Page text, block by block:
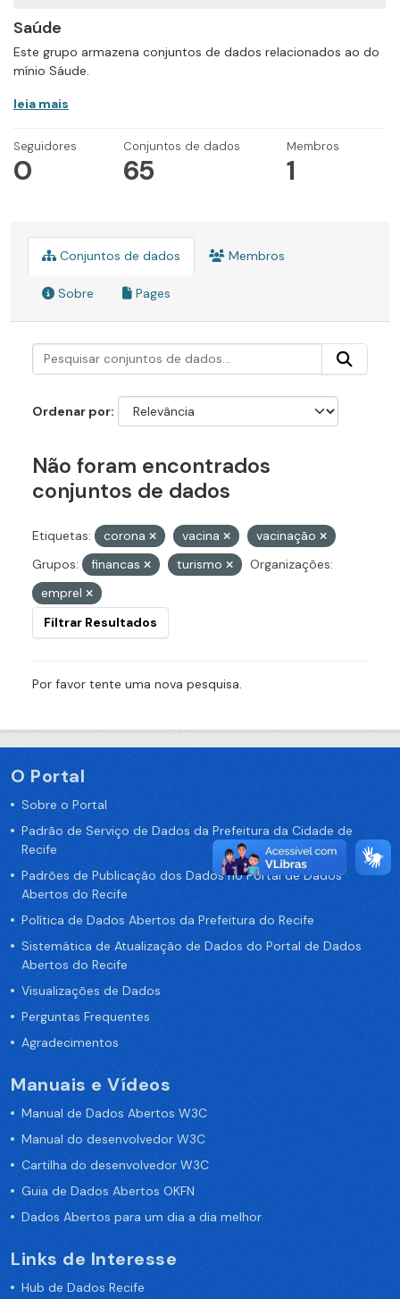
Saúde
Este grupo armazena conjuntos de dados relacionados ao do
mínio Sáude.
leia mais
Seguidores
0
Conjuntos de dados
65
Membros
1
Conjuntos de dados Membros
Sobre Pages
Ordenar por
Não foram encontrados
conjuntos de dados
Etiquetas: corona vacina
vacinação
Grupos:
financas turismo
Organizações:
emprel
Filtrar Resultados
Por favor tente uma nova pesquisa.
O Portal
Sobre o Portal
Padrão de Serviço de Dados da Prefeitura da Cidade de
Recife
Padrões de Publicação dos Dados no Portal de Dados
Abertos do Recife
Política de Dados Abertos da Prefeitura do Recife
Sistemática de Atualização de Dados do Portal de Dados
Abertos do Recife
Visualizações de Dados
Perguntas Frequentes
Agradecimentos
Manuais e Vídeos
Manual de Dados Abertos W3C
Manual do desenvolvedor W3C
Cartilha do desenvolvedor W3C
Guia de Dados Abertos OKFN
Dados Abertos para um dia a dia melhor
Links de Interesse
Hub de Dados Recife